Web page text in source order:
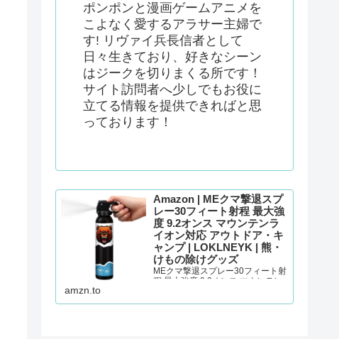
ポンポンと漫画ゲームアニメを
こよなく愛するアラサー主婦で
す! リヴァイ兵長信者として
日々生きており、好きなシーン
はジークを切りまくる所です！
サイト訪問者へ少しでもお役に
立てる情報を提供できればと思
っております！
Amazon | MEクマ撃退スプ
レー30フィート射程 最大強
度 9.2オンス マウンテンラ
イオン対応 アウトドア・キ
ャンプ | LOKLNEYK | 熊・
けもの除けグッズ
MEクマ撃退スプレー30フィート射
程 最大強度 9.2オンス マウンテン
amzn.to